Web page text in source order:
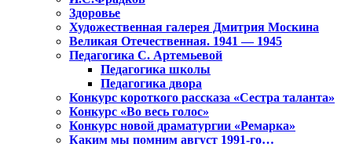
Здоровье
Художественная галерея Дмитрия Москина
Великая Отечественная. 1941 — 1945
Педагогика С. Артемьевой
Педагогика школы
Педагогика двора
Конкурс короткого рассказа «Сестра таланта»
Конкурс «Во весь голос»
Конкурс новой драматургии «Ремарка»
Каким мы помним август 1991-го…